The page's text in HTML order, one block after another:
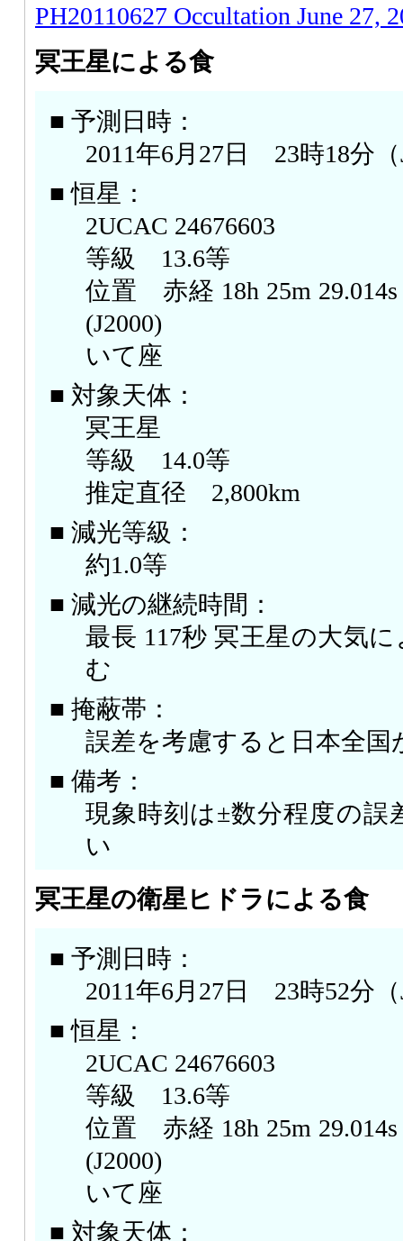
PH20110627 Occultation June 27,
冥王星による食
■ 予測日時：
2011年6月27日 23時18分（
■ 恒星：
2UCAC 24676603
等級 13.6等
位置 赤経 18h 25m 29.014s
(J2000)
いて座
■ 対象天体：
冥王星
等級 14.0等
推定直径 2,800km
■ 減光等級：
約1.0等
■ 減光の継続時間：
最長 117秒 冥王星の大気
む
■ 掩蔽帯：
誤差を考慮すると日本全国
■ 備考：
現象時刻は±数分程度の誤
い
冥王星の衛星ヒドラによる食
■ 予測日時：
2011年6月27日 23時52分（
■ 恒星：
2UCAC 24676603
等級 13.6等
位置 赤経 18h 25m 29.014s
(J2000)
いて座
■ 対象天体：